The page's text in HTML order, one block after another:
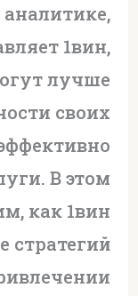
1вин,
лучше
своих
В этом
как 1вин
стратегий